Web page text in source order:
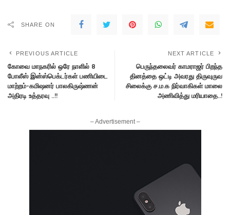
SHARE ON
PREVIOUS ARTICLE
கோவை மாநகரில் ஒரே நாளில் 8
போலீஸ் இன்ஸ்பெக்டர்கள் பணியிடை
மாற்றம்-கமிஷனர் பாலகிருஷ்ணன்
அதிரடி உத்தரவு ..!!
NEXT ARTICLE
பெருந்தலைவர் காமராஜர் பிறந்த
தினத்தை ஒட்டி அவரது திருவுருவ
சிலைக்கு ச.ம.க நிர்வாகிகள் மாலை
அணிவித்து மரியாதை..!
– Advertisement –